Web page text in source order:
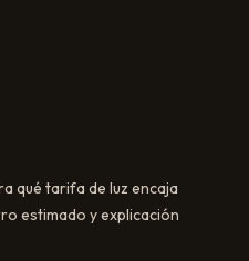
qué tarifa de luz encaja
estimado y explicación